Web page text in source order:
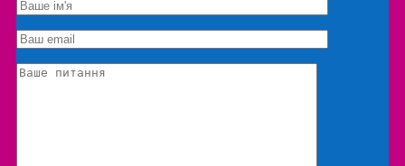
Екскурсія/локація